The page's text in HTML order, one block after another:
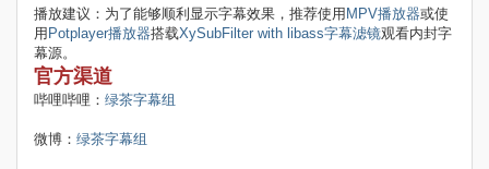
播放建议：为了能够顺利显示字幕效果，推荐使用 MPV播放器或使
用 Potplayer播放器搭载XySubFilter with libass字幕滤镜观看内封字
幕源。
官方渠道
哔哩哔哩： 绿茶字幕组
微博： 绿茶字幕组